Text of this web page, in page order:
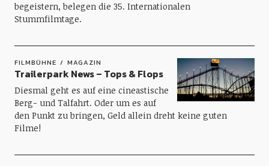
begeistern, belegen die 35. Internationalen
Stummfilmtage.
FILMBÜHNE MAGAZIN
Trailerpark News – Tops & Flops
Diesmal geht es auf eine cineastische
Berg- und Talfahrt. Oder um es auf
den Punkt zu bringen, Geld allein dreht keine guten
Filme!